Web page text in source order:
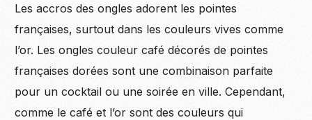
Les accros des ongles adorent les pointes
françaises, surtout dans les couleurs vives comme
l’or. Les ongles couleur café décorés de pointes
françaises dorées sont une combinaison parfaite
pour un cocktail ou une soirée en ville. Cependant,
comme le café et l’or sont des couleurs qui